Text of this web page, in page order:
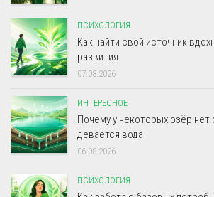
ПСИХОЛОГИЯ
Как найти свой источник
развития
07.08.2026
ИНТЕРЕСНОЕ
Почему у некоторых озёр нет
девается вода
06.08.2026
ПСИХОЛОГИЯ